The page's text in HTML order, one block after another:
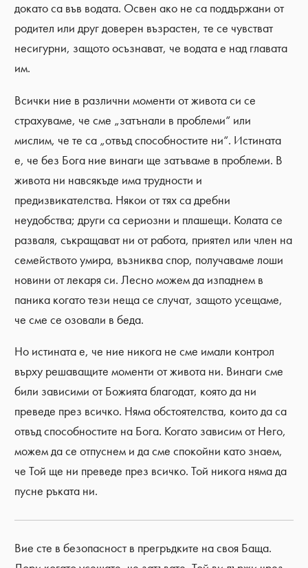
докато са във водата. Освен ако не са поддържани от
родител или друг доверен възрастен, те се чувстват
несигурни, защото осъзнават, че водата е над главата
им.
Всички ние в различни моменти от живота си се
страхуваме, че сме „затънали в проблеми“ или
мислим, че те са „отвъд способностите ни“. Истината
е, че без Бога ние винаги ще затъваме в проблеми. В
живота ни навсякъде има трудности и
предизвикателства. Някои от тях са дребни
неудобства; други са сериозни и плашещи. Колата се
разваля, съкращават ни от работа, приятел или член на
семейството умира, възниква спор, получаваме лоши
новини от лекаря си. Лесно можем да изпаднем в
паника когато тези неща се случат, защото усещаме,
че сме се озовали в беда.
Но истината е, че ние никога не сме имали контрол
върху решаващите моменти от живота ни. Винаги сме
били зависими от Божията благодат, която да ни
преведе през всичко. Няма обстоятелства, които да са
отвъд способностите на Богa. Когато зависим от Него,
можем да се отпуснем и да сме спокойни като знаем,
че Той ще ни преведе през всичко. Той никога няма да
пусне ръката ни.
Вие сте в безопасност в прегръдките на своя Баща.